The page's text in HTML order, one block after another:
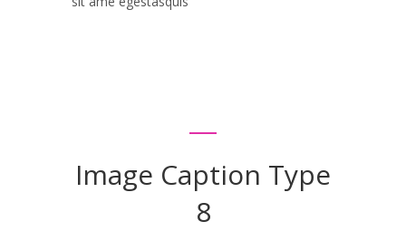
Image Caption Type
8